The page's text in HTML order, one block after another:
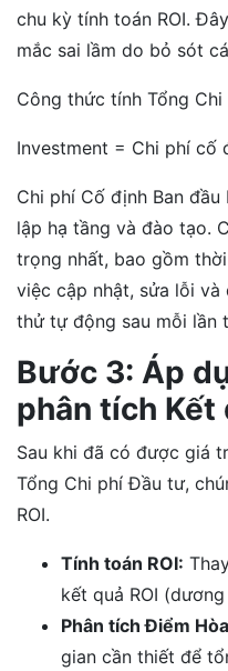
chu kỳ tính toán ROI.
mắc sai lầm do bỏ sót
Công thức tính Tổng
Investment = Chi phí cố
Chi phí Cố định Ban
lập hạ tầng và đào tạo.
trọng nhất, bao gồm
việc cập nhật, sửa lỗi
thử tự động sau mỗi lần
Bước 3: Áp
phân tích Kết
Sau khi đã có được giá
Tổng Chi phí Đầu tư,
ROI.
Tính toán ROI:
kết quả ROI
Phân tích Điểm
gian cần thiết để